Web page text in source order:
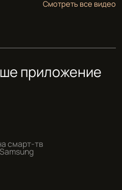
Смотреть все видео
приложение
смарт-тв